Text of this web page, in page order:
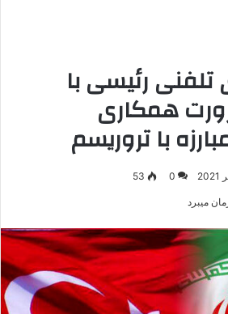
رئیسی با
همکاری
با تروریسم
0
53